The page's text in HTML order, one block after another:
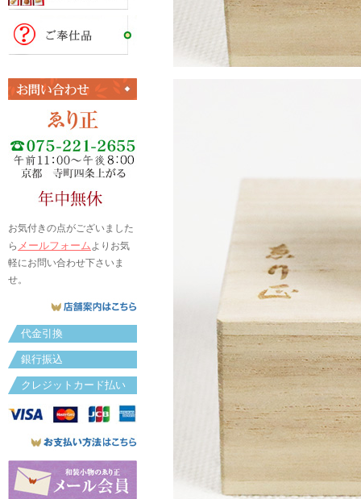
お気付きの点がございました
ら メールフォームよりお気
軽にお問い合わせ下さいま
せ。
代金引換
銀行振込
クレジットカード払い